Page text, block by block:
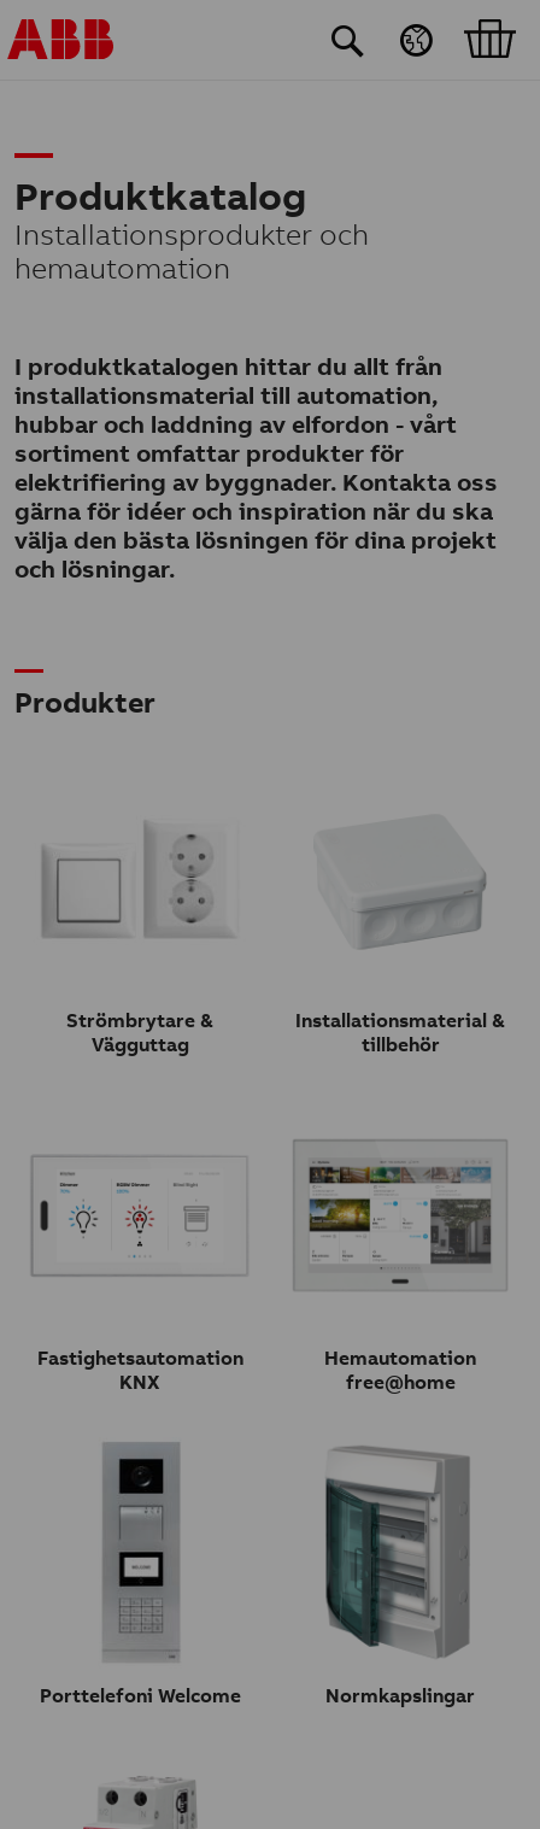
Hoppa till huvudinnehåll
Produktkatalog
Installationsprodukter och
hemautomation
I produktkatalogen hittar du allt från
installationsmaterial till automation,
hubbar och laddning av elfordon - vårt
sortiment omfattar produkter för
elektrifiering av byggnader. Kontakta oss
gärna för idéer och inspiration när du ska
välja den bästa lösningen för dina projekt
och lösningar.
Produkter
Strömbrytare &
Vägguttag
Installationsmaterial &
tillbehör
Fastighetsautomation
KNX
Hemautomation
free@home
Porttelefoni Welcome Normkapslingar